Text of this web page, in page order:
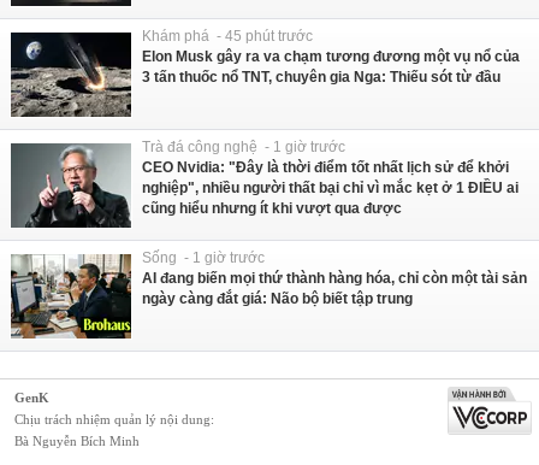
Khám phá - 45 phút trước
Elon Musk gây ra va chạm tương đương một vụ nổ của
3 tấn thuốc nổ TNT, chuyên gia Nga: Thiếu sót từ đầu
Trà đá công nghệ - 1 giờ trước
CEO Nvidia: "Đây là thời điểm tốt nhất lịch sử để khởi
nghiệp", nhiều người thất bại chỉ vì mắc kẹt ở 1 ĐIỀU ai
cũng hiểu nhưng ít khi vượt qua được
Sống - 1 giờ trước
AI đang biến mọi thứ thành hàng hóa, chỉ còn một tài sản
ngày càng đắt giá: Não bộ biết tập trung
GenK
Chịu trách nhiệm quản lý nội dung:
Bà Nguyễn Bích Minh